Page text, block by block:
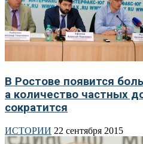
В Ростове появится
а количество частных
сократится
ИСТОРИИ 22 сентября 2015